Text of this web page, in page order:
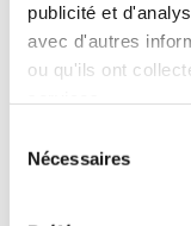
publicité et
avec d'autres
ou qu'ils ont
Nécessaires
les interactions
préférences des
expériences
Exemple